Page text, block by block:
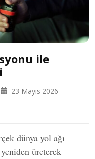
ile
23 Mayıs 2026
dünya yol ağı
üreterek